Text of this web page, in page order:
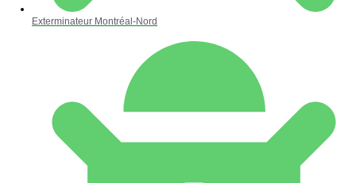
Exterminateur Montréal-Nord